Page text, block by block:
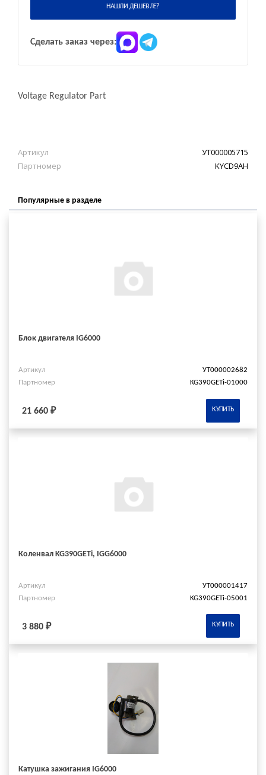
НАШЛИ ДЕШЕВЛЕ?
Сделать заказ через:
Voltage Regulator Part
Артикул
УТ000005715
Партномер
KYCD9AH
Популярные в разделе
Блок двигателя IG6000
Артикул
УТ000002682
Партномер
KG390GETi-01000
21 660 ₽ КУПИТЬ
Коленвал KG390GETi, IGG6000
Артикул
УТ000001417
Партномер
KG390GETi-05001
3 880 ₽ КУПИТЬ
Катушка зажигания IG6000